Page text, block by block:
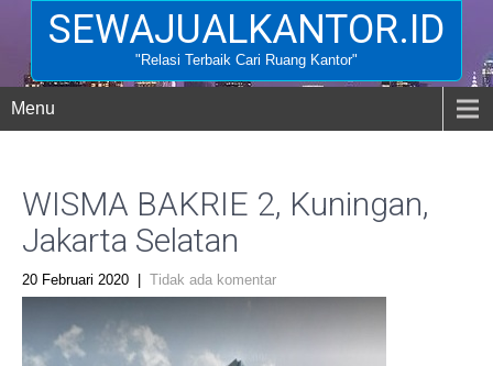
SEWAJUALKANTOR.ID
"Relasi Terbaik Cari Ruang Kantor"
Menu
WISMA BAKRIE 2, Kuningan,
Jakarta Selatan
20 Februari 2020 Tidak ada komentar